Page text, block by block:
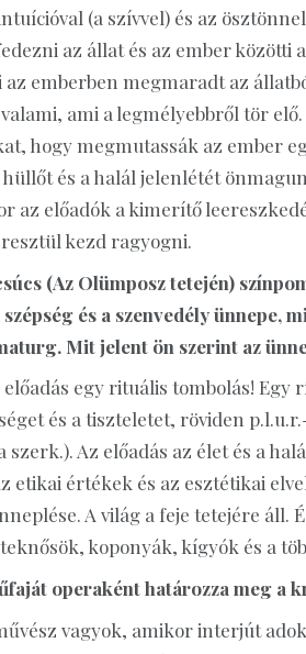
(a szívvel) és az
az állat és az ember
emberben megmaradt az
ami a legmélyebbről tör
hogy megmutassák az ember
és a halál jelenlétét
az előadók a kimerítő
kezd ragyogni.
(Az Olümposz tetején)
szépség és a szenvedély
Mit jelent ön szerint az
előadás egy rituális tombolás!
és a tiszteletet, röviden
szerk.). Az előadás az élet és a
etikai értékek és az esztétikai
A világ a feje tetejére áll.
koponyák, kígyók és a
operaként határozza meg
vagyok, amikor interjút